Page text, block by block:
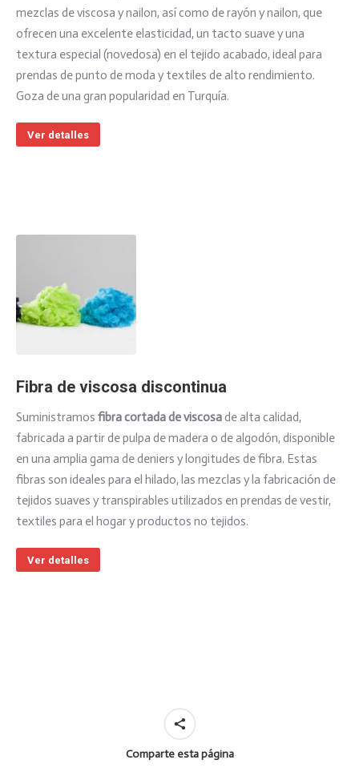
mezclas de viscosa y nailon, así como de rayón y nailon, que
ofrecen una excelente elasticidad, un tacto suave y una
textura especial (novedosa) en el tejido acabado, ideal para
prendas de punto de moda y textiles de alto rendimiento.
Goza de una gran popularidad en Turquía.
Ver detalles
Fibra de viscosa discontinua
Suministramos fibra cortada de viscosade alta calidad,
fabricada a partir de pulpa de madera o de algodón, disponible
en una amplia gama de deniers y longitudes de fibra. Estas
fibras son ideales para el hilado, las mezclas y la fabricación de
tejidos suaves y transpirables utilizados en prendas de vestir,
textiles para el hogar y productos no tejidos.
Ver detalles
Comparte esta página